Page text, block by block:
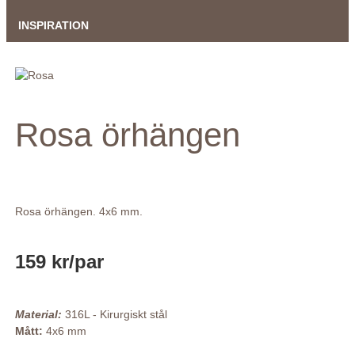
INSPIRATION
Rosa örhängen
Rosa örhängen. 4x6 mm.
159 kr/par
Material: 316L - Kirurgiskt stål
Mått: 4x6 mm